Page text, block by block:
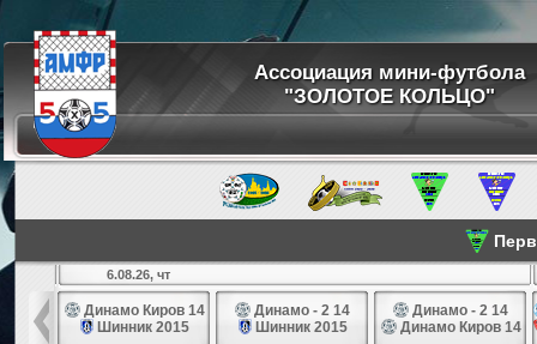
Ассоциация мини-футбола
"ЗОЛОТОЕ КОЛЬЦО"
14
6.08.26, чт
Динамо Киров 14
Шинник 2015
Динамо - 2 14
Шинник 2015
Динамо - 2 14
Динамо Киров 14